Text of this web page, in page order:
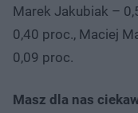
Marek Jakubiak –
0,40 proc., Maciej
0,09 proc.
Masz dla nas